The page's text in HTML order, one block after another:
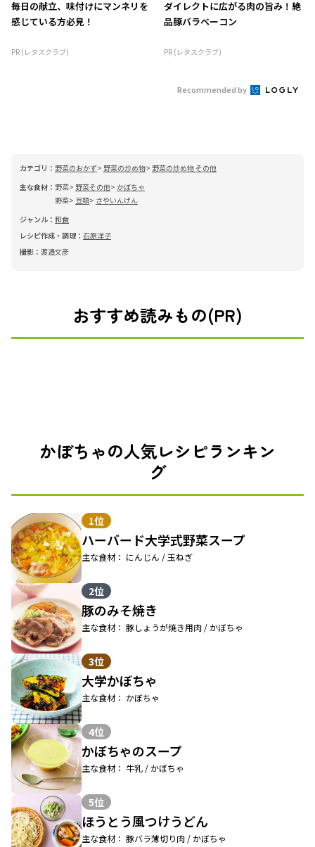
毎日の献立、味付けにマンネリを
感じている方必見！
PR (レタスクラブ)
ダイレクトに広がる肉の旨み！絶
品豚バラベーコン
PR (レタスクラブ)
Recommended by
カテゴリ： 野菜のおかず 野菜の炒め物
野菜の炒め物 その他
主な食材： 野菜 野菜その他
かぼちゃ
野菜
豆類
さやいんげん
ジャンル： 和食
レシピ作成・調理： 石原洋子
撮影： 渡邉文彦
おすすめ読みもの(PR)
かぼちゃの人気レシピランキン
グ
1位
ハーバード大学式野菜スープ
主な食材： にんじん / 玉ねぎ
2位
豚のみそ焼き
主な食材： 豚しょうが焼き用肉 / かぼちゃ
3位
大学かぼちゃ
主な食材： かぼちゃ
4位
かぼちゃのスープ
主な食材： 牛乳 / かぼちゃ
5位
ほうとう風つけうどん
主な食材： 豚バラ薄切り肉 / かぼちゃ